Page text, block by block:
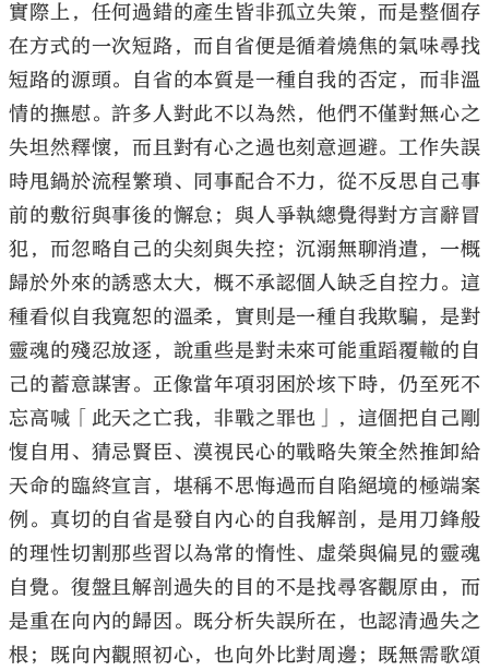
實際上，任何過錯的產生皆非孤立失策，而是整個存
在方式的一次短路，而自省便是循着燒焦的氣味尋找
短路的源頭。自省的本質是一種自我的否定，而非溫
情的撫慰。許多人對此不以為然，他們不僅對無心之
失坦然釋懷，而且對有心之過也刻意迴避。工作失誤
時甩鍋於流程繁瑣、同事配合不力，從不反思自己事
前的敷衍與事後的懈怠；與人爭執總覺得對方言辭冒
犯，而忽略自己的尖刻與失控；沉溺無聊消遣，一概
歸於外來的誘惑太大，概不承認個人缺乏自控力。這
種看似自我寬恕的溫柔，實則是一種自我欺騙，是對
靈魂的殘忍放逐，說重些是對未來可能重蹈覆轍的自
己的蓄意謀害。正像當年項羽困於垓下時，仍至死不
忘高喊「此天之亡我，非戰之罪也」，這個把自己剛
愎自用、猜忌賢臣、漠視民心的戰略失策全然推卸給
天命的臨終宣言，堪稱不思悔過而自陷絕境的極端案
例。真切的自省是發自內心的自我解剖，是用刀鋒般
的理性切割那些習以為常的惰性、虛榮與偏見的靈魂
自覺。復盤且解剖過失的目的不是找尋客觀原由，而
是重在向內的歸因。既分析失誤所在，也認清過失之
根；既向內觀照初心，也向外比對周邊；既無需歌頌